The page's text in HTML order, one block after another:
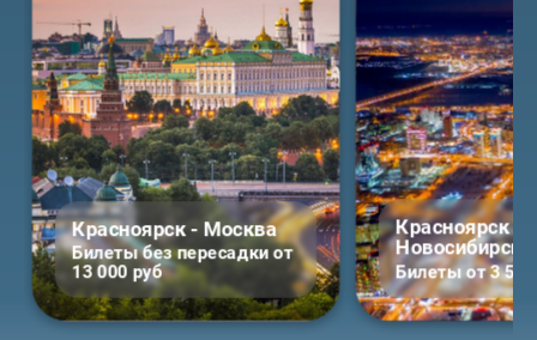
Красноярск - Москва
Билеты без пересадки от
13 000 руб
Красноярск -
Новосибирск
Билеты от 3